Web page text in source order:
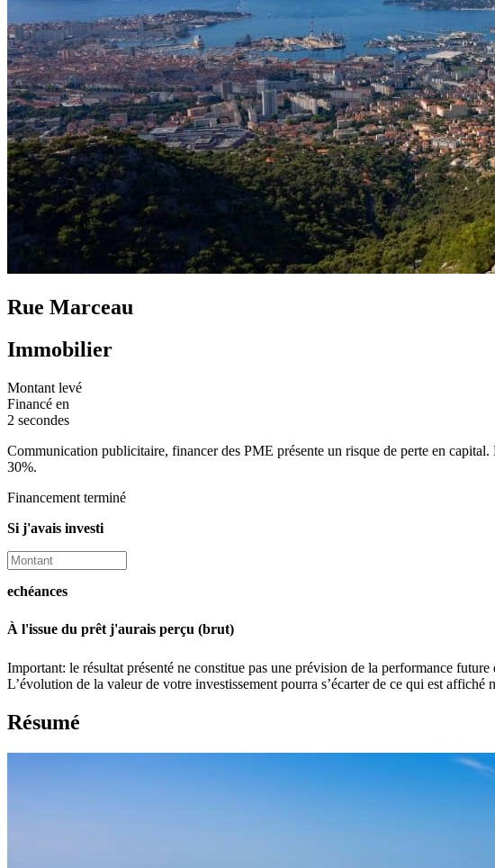
Rue Marceau
Immobilier
Montant levé
Financé en
2 secondes
Communication publicitaire, financer des PME présente un risque de perte en
30%.
Financement terminé
Si j'avais investi
echéances
À l'issue du prêt j'aurais perçu (brut)
Important: le résultat présenté ne constitue pas une prévision de la performance
L’évolution de la valeur de votre investissement pourra s’écarter de ce qui est
Résumé